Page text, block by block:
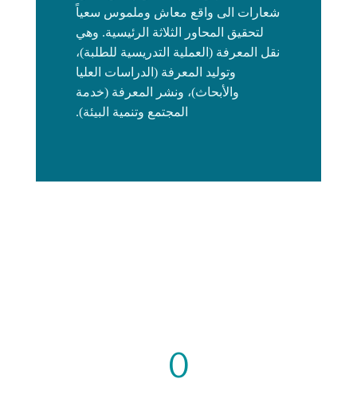
شعارات الى واقع معاش وملموس سعياً
لتحقيق المحاور الثلاثة الرئيسية. وهي
نقل المعرفة (العملية التدريسية للطلبة)،
وتوليد المعرفة (الدراسات العليا
والأبحاث)، ونشر المعرفة (خدمة
المجتمع وتنمية البيئة).
0